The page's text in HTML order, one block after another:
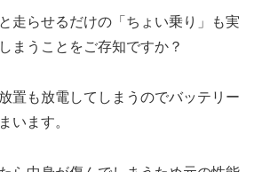
走らせるだけの「ちょい乗り」も実
まうことをご存知ですか？
置も放電してしまうのでバッテリー
います。